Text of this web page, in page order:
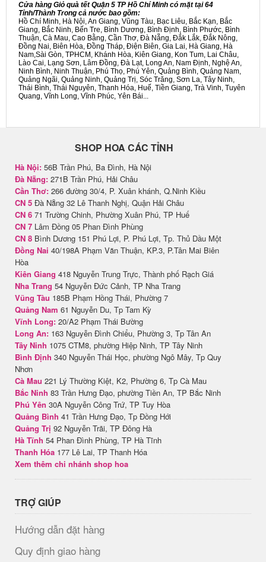
Cửa hàng Giỏ quà tết Quận 5 TP Hồ Chí Minh có mặt tại 64
Tỉnh/Thành Trong cả nước bao gồm:
Hồ Chí Minh, Hà Nội, An Giang, Vũng Tàu, Bạc Liêu, Bắc Kạn, Bắc
Giang, Bắc Ninh, Bến Tre, Bình Dương, Bình Định, Bình Phước, Bình
Thuận, Cà Mau, Cao Bằng, Cần Thơ, Đà Nẵng, Đắk Lắk, Đắk Nông,
Đồng Nai, Biên Hòa, Đồng Tháp, Điện Biên, Gia Lai, Hà Giang, Hà
Nam,Sài Gòn, TPHCM, Khánh Hòa, Kiên Giang, Kon Tum, Lai Châu,
Lào Cai, Lạng Sơn, Lâm Đồng, Đà Lạt, Long An, Nam Định, Nghệ An,
Ninh Bình, Ninh Thuận, Phú Thọ, Phú Yên, Quảng Bình, Quảng Nam,
Quảng Ngãi, Quảng Ninh, Quảng Trị, Sóc Trăng, Sơn La, Tây Ninh,
Thái Bình, Thái Nguyên, Thanh Hóa, Huế, Tiền Giang, Trà Vinh, Tuyên
Quang, Vĩnh Long, Vĩnh Phúc, Yên Bái...
SHOP HOA CÁC TỈNH
Hà Nội: 56B Trần Phú, Ba Đình, Hà Nội
Đà Nẵng: 271B Trần Phú, Hải Châu
Cần Thơ: 266 đường 30/4, P. Xuân khánh, Q.Ninh Kiều
CN 5 Đà Nẵng 32 Lê Thanh Nghị, Quận Hải Châu
CN 6 71 Trường Chinh, Phường Xuân Phú, TP Huế
CN 7 Lâm Đồng 05 Phan Đình Phùng
CN 8 Bình Dương 151 Phú Lợi, P. Phú Lợi, Tp. Thủ Dầu Một
Đồng Nai 40/198A Phạm Văn Thuận, KP.3, P.Tân Mai Biên
Hòa
Kiên Giang 418 Nguyễn Trung Trực, Thành phố Rạch Giá
Nha Trang 54 Nguyễn Đức Cảnh, TP Nha Trang
Vũng Tàu 185B Phạm Hồng Thái, Phường 7
Quảng Nam 61 Nguyễn Du, Tp Tam Kỳ
Vĩnh Long: 20/A2 Phạm Thái Bường
Long An: 163 Nguyễn Đình Chiểu, Phường 3, Tp Tân An
Tây Ninh 1075 CTM8, phường Hiệp Ninh, TP Tây Ninh
Bình Định 340 Nguyễn Thái Học, phường Ngô Mây, Tp Quy
Nhơn
Cà Mau 221 Lý Thường Kiệt, K2, Phường 6, Tp Cà Mau
Bắc Ninh 83 Trần Hưng Đạo, phường Tiền An, TP Bắc Ninh
Phú Yên 30A Nguyễn Công Trứ, TP Tuy Hòa
Quảng Bình 41 Trần Hưng Đạo, Tp Đồng Hới
Quảng Trị 92 Nguyễn Trãi, TP Đông Hà
Hà Tĩnh 54 Phan Đình Phùng, TP Hà Tĩnh
Thanh Hóa 177 Lê Lai, TP Thanh Hóa
Xem thêm chi nhánh shop hoa
TRỢ GIÚP
Hướng dẫn đặt hàng
Quy định giao hàng